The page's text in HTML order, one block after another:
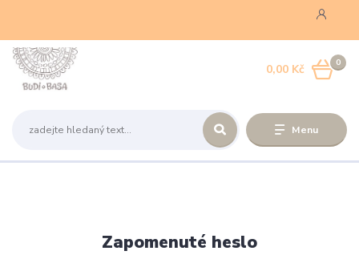
Menu
0
0,00 Kč
Zapomenuté heslo